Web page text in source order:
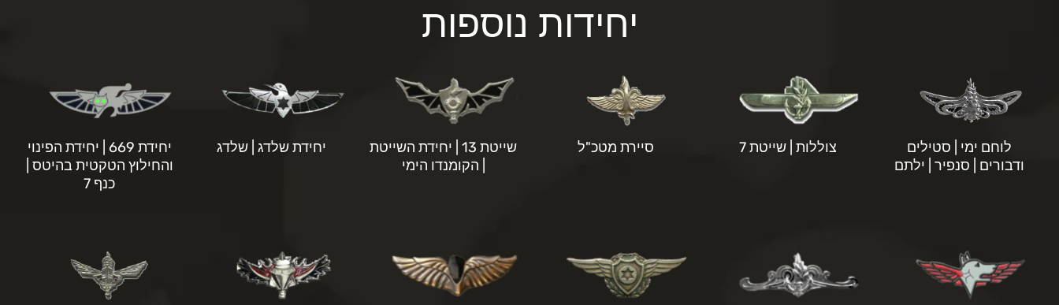
יחידות נוספות
לוחם ימי | סטילים
ודבורים | סנפיר | ילתם
צוללות | שייטת 7 סיירת מטכ"ל
שייטת 13 | יחידת השייטת
| הקומנדו הימי
יחידת שלדג | שלדג
יחידת 669 | יחידת הפינוי
והחילוץ הטקטית בהיטס |
כנף 7